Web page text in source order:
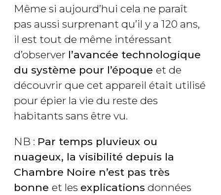
Même si aujourd’hui cela ne paraît
pas aussi surprenant qu’il y a 120 ans,
il est tout de même intéressant
d’observer l’avancée technologique
du système pour l’époque et de
découvrir que cet appareil était utilisé
pour épier la vie du reste des
habitants sans être vu.
NB : Par temps pluvieux ou
nuageux, la visibilité depuis la
Chambre Noire n’est pas très
bonne et les explications données